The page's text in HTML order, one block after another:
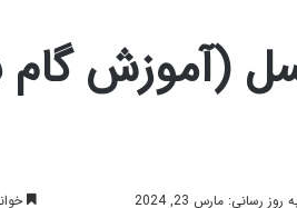
(آموزش گام
رسانی: مارس 23, 2024